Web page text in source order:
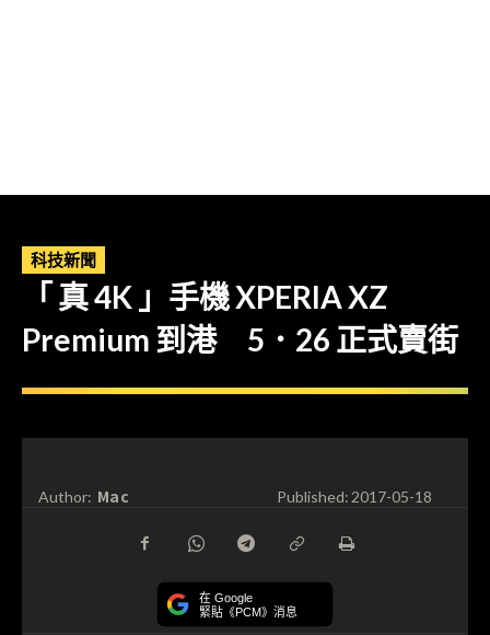
科技新聞
「 真 4K 」手機 XPERIA XZ
Premium 到港 5．26 正式賣街
Author: Mac Published:2017-05-18
在 Google
緊貼《PCM》消息